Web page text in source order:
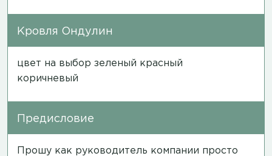
Кровля Ондулин
цвет на выбор зеленый красный
коричневый
Предисловие
Прошу как руководитель компании просто